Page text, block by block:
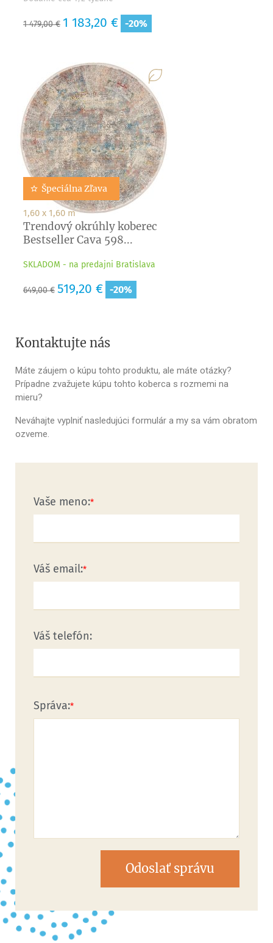
Základná
cena
1 479,00 € Cena
1 183,20 € -20%
Špeciálna Zľava
1,60 x 1,60 m
Trendový okrúhly koberec
Bestseller Cava 598...
SKLADOM - na predajni Bratislava
Základná
cena
649,00 € Cena
519,20 € -20%
Kontaktujte nás
Máte záujem o kúpu tohto produktu, ale máte otázky?
Prípadne zvažujete kúpu tohto koberca s rozmemi na
mieru?
Neváhajte vyplniť nasledujúci formulár a my sa vám obratom
ozveme.
Vaše meno:
Váš email:
Váš telefón:
Správa:
Odoslať správu